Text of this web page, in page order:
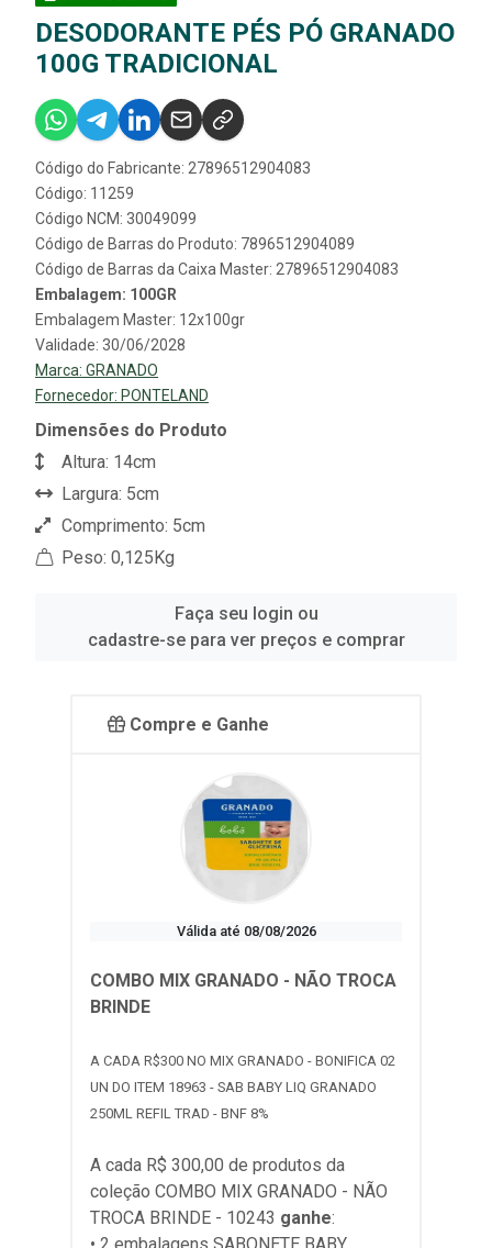
DESODORANTE PÉS PÓ GRANADO
100G TRADICIONAL
Código do Fabricante: 27896512904083
Código: 11259
Código NCM: 30049099
Código de Barras do Produto: 7896512904089
Código de Barras da Caixa Master: 27896512904083
Embalagem: 100GR
Embalagem Master: 12x100gr
Validade: 30/06/2028
Marca: GRANADO
Fornecedor: PONTELAND
Dimensões do Produto
Altura: 14cm
Largura: 5cm
Comprimento: 5cm
Peso: 0,125Kg
Faça seu login ou
cadastre-se para ver preços e comprar
Compre e Ganhe
Válida até 08/08/2026
COMBO MIX GRANADO - NÃO TROCA
BRINDE
A CADA R$300 NO MIX GRANADO - BONIFICA 02
UN DO ITEM 18963 - SAB BABY LIQ GRANADO
250ML REFIL TRAD - BNF 8%
A cada R$ 300,00 de produtos da
coleção COMBO MIX GRANADO - NÃO
TROCA BRINDE - 10243 ganhe: